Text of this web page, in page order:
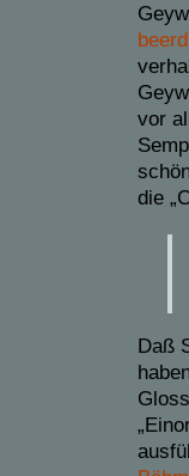
vor
die
Daß